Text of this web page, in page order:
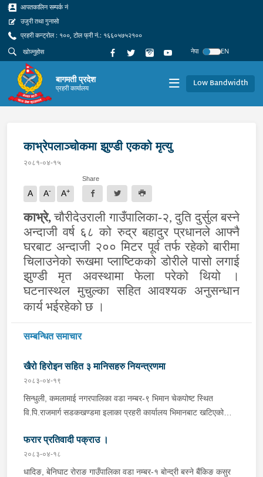
आपतकालिन सम्पर्क नं
उजुरी तथा गुनासो
प्रहरी कन्ट्रोल : १००, टोल फ्री नं.: १६६०५७५२१००
नेपा
EN
बागमती प्रदेश
प्रहरी कार्यालय Low Bandwidth
काभ्रेपलाञ्चोकमा झुण्डी एकको मृत्यु
२०८१-०४-१५
A A- A+
Share
काभ्रे,चौरीदेउराली गाउँपालिका-२, दुति दुर्सुल बस्ने
अन्दाजी वर्ष ६८ को रुद्र बहादुर प्रधानले आफ्नै
घरबाट अन्दाजी २०० मिटर पूर्व तर्फ रहेको बारीमा
चिलाउनेको रूखमा प्लाष्टिकको डोरीले पासो लगाई
झुण्डी मृत अवस्थामा फेला परेको थियो ।
घटनास्थल मुचुल्का सहित आवश्यक अनुसन्धान
कार्य भईरहेको छ ।
सम्बन्धित समाचार
खैरो हिरोइन सहित ३ मानिसहरु नियन्त्रणमा
२०८३-०४-१९
सिन्धुली, कमलामाई नगरपालिका वडा नम्बर-९ भिमान चेकपोष्ट स्थित
वि.पि.राजमार्ग सडकखण्डमा इलाका प्रहरी कार्यालय भिमानबाट खटिएको
बर्दिवासको संयुक्त टोलीले मोरङबाट काठमाण्डौ तर्फ जाँदै गरेको चालक
सिन्धुली कमलामाई नगरपालिका वडा नम्बर- १२ बस्ने बर्ष अन्दाजी-२९ को
चन्द्र बहादुर माझीले चलाएको म.प्र. व०४-००१ ज ००८६ नं. को
फरार प्रतिवादी पक्राउ ।
२०८३-०४-१८
धादिङ, बेनिघाट रोराङ गाउँपालिका वडा नम्बर-१ बोन्द्री बस्ने बैंकिङ कसुर